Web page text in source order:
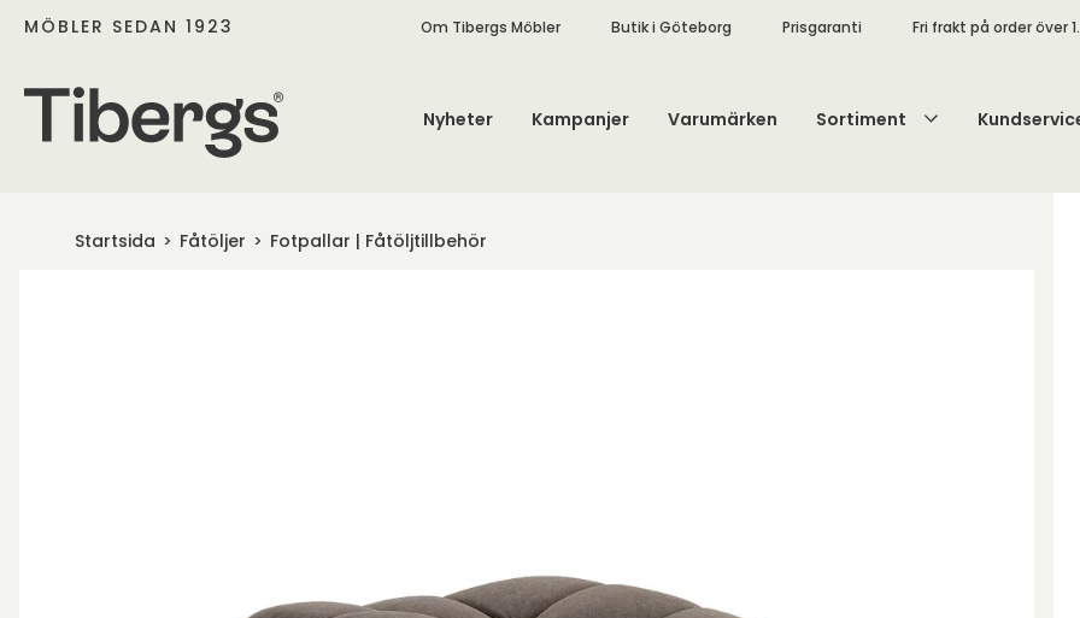
MÖBLER SEDAN 1923 Om Tibergs Möbler Butik i Göteborg Prisgaranti Fri frakt på order över
Nyheter Kampanjer Varumärken Sortiment
Startsida Fåtöljer Fotpallar | Fåtöljtillbehör